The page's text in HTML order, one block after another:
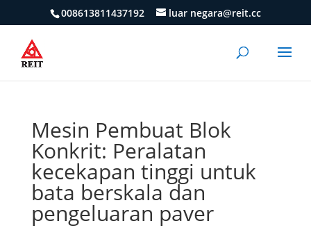
008613811437192 luar negara@reit.cc
Mesin Pembuat Blok
Konkrit: Peralatan
kecekapan tinggi untuk
bata berskala dan
pengeluaran paver